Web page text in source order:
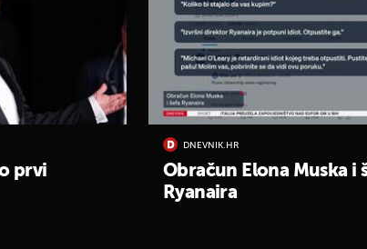
prvi
DNEVNIK.HR
Obračun Elona Muska i
Ryanaira